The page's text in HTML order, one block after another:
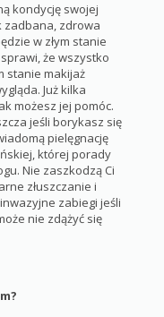
kondycję swojej
zadbana, zdrowa
w złym stanie
że wszystko
stanie makijaż
Już kilka
możesz jej pomóc.
jeśli borykasz się
pielęgnację
której porady
Nie zaszkodzą Ci
złuszczanie i
zabiegi jeśli
nie zdążyć się